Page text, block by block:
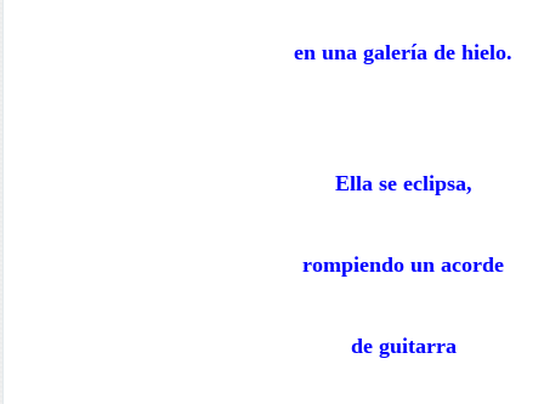
en una galería de hielo.
Ella se eclipsa,
rompiendo un acorde
de guitarra